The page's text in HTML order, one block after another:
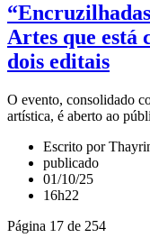
Artes que está
dois editais
O evento, consolidado
artística, é aberto ao
Escrito por
publicado
01/10/25
16h22
Página 17 de 254